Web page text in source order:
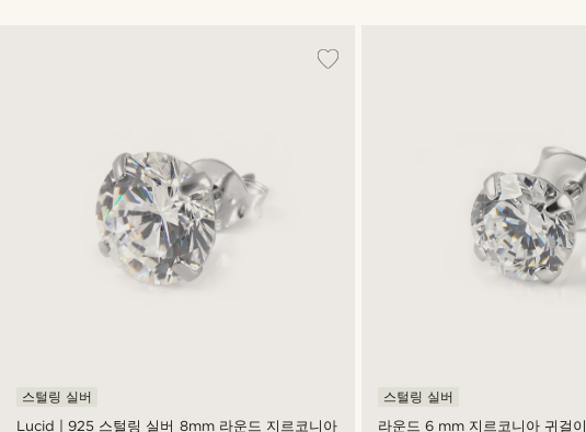
Lucid | 925 스털링 실버 8mm 라운드 지르코니아
스털링 실버
라운드 6 mm 지르코니아 귀걸이
스털링 실버